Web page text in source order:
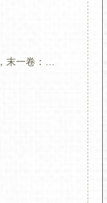
华氏通四三省公支宗谱: 十五卷，首三卷，末一卷：[无锡]